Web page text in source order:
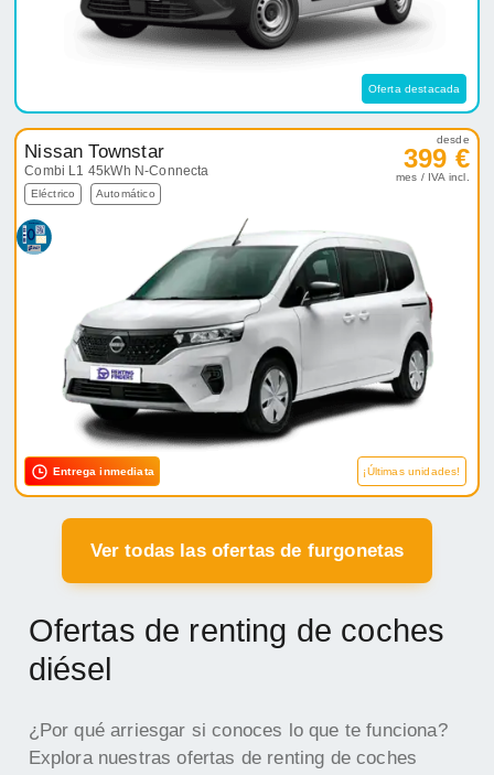
Oferta destacada
Nissan Townstar
Combi L1 45kWh N-Connecta
Eléctrico Automático
desde
399 €
mes / IVA incl.
Entrega inmediata ¡Últimas unidades!
Ver todas las ofertas de furgonetas
Ofertas de renting de coches
diésel
¿Por qué arriesgar si conoces lo que te funciona?
Explora nuestras ofertas de renting de coches